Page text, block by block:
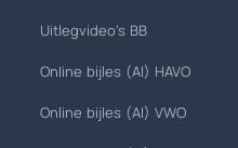
Uitlegvideo's BB
Online bijles (AI) HAVO
Online bijles (AI) VWO